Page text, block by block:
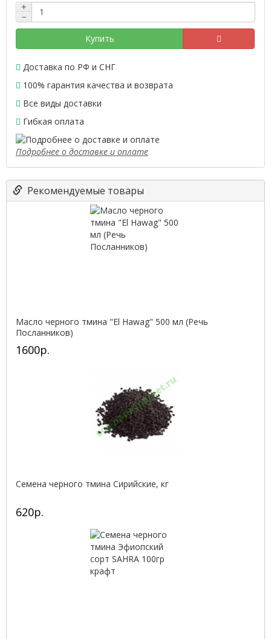
+
−
Купить
Доставка по РФ и СНГ
100% гарантия качества и возврата
Все виды доставки
Гибкая оплата
Подробнее о доставке и оплате
Рекомендуемые товары
Масло черного тмина "El Hawag" 500 мл (Речь
Посланников)
1600р.
Семена черного тмина Сирийские, кг
620р.